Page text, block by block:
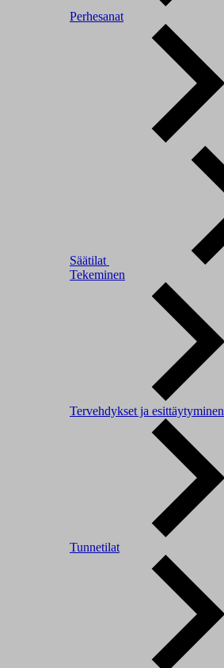
Perhesanat
Säätilat
Tekeminen
Tervehdykset ja esittäytyminen
Tunnetilat